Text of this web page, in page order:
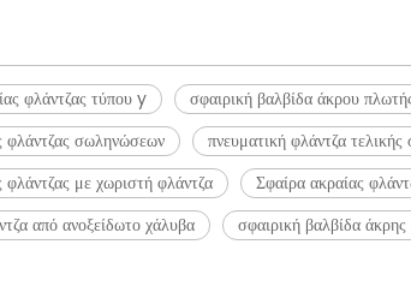
φλάντζας τύπου y σφαιρική βαλβίδα άκρου
φλάντζας σωληνώσεων
πνευματική φλάντζα τελικής
φλάντζας με χωριστή φλάντζα
Σφαίρα ακραίας
από ανοξείδωτο χάλυβα
σφαιρική βαλβίδα